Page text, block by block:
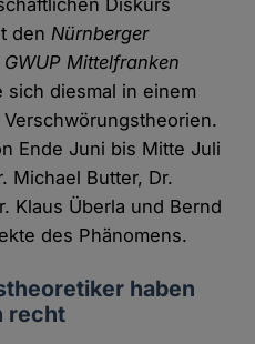
Diskurs
denNürnberger
GWUP Mittelfranken
diesmal in einem
Ende Juni bis Mitte Juli
Michael Butter, Dr.
Klaus Überla und Bernd
des Phänomens.
haben
recht